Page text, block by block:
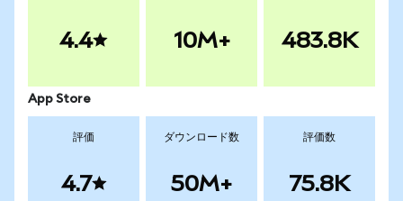
4.4 10M+ 483.8K
App Store
評価
4.7
ダウンロード数
50M+
評価数
75.8K